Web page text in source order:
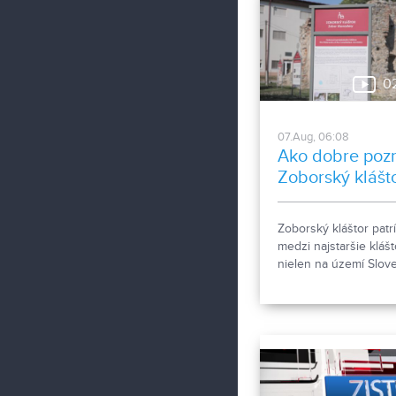
07.Aug, 06:08
Ako dobre
Zoborský
Zoborský kláštor patrí
medzi najstaršie
nielen na území
zachovalé písomné
dokumenty z nášho
územia. Areál spája